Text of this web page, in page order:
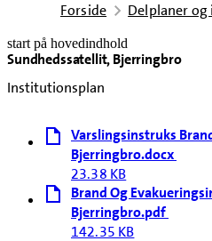
Forside Delplaner
start på hovedindhold
Sundhedssatellit, Bjerringbro
Institutionsplan
senest opdateret 23. april 2026
Varslingsinstruks
Bjerringbro.docx
23.38 KB
Brand Og
Bjerringbro.pdf
142.35 KB